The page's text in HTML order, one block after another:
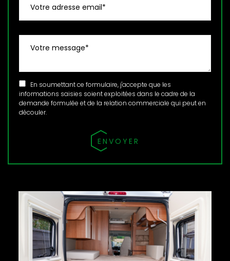
En soumettant ce formulaire, j'accepte que les
informations saisies soient exploitées dans le cadre de la
demande formulée et de la relation commerciale qui peut en
découler.